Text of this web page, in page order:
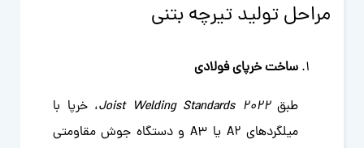
مراحل تولید تیرچه بتنی
ساخت خرپای فولادی
طبقJoist Welding Standards 2022، خرپا با
میلگردهای A2 یا A3 و دستگاه جوش مقاومتی